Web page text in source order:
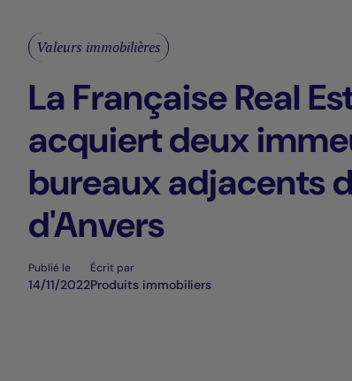
Valeurs immobilières
La Française Real
acquiert deux
bureaux adjacents
d'Anvers
Publié le
14/11/2022
Écrit par
Produits immobiliers